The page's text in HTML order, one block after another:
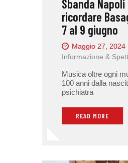
Sbanda
ricordare
7 al 9 giugno
Maggio 27, 2024
Informazione &
Musica oltre ogni
100 anni dalla
psichiatra
READ MORE